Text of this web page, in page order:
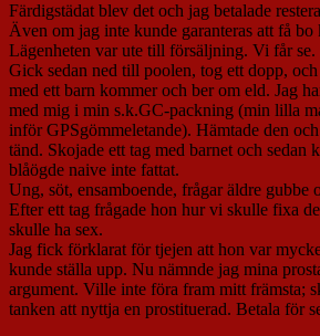
Färdigstädat blev det och jag betalade
Även om jag inte kunde garanteras att få bo
Lägenheten var ute till försäljning. Vi får se.
Gick sedan ned till poolen, tog ett dopp,
med ett barn kommer och ber om eld. Jag
med mig i min s.k.GC-packning (min lilla
inför GPSgömmeletande). Hämtade den
tänd. Skojade ett tag med barnet och sedan
blåögde naive inte fattat.
Ung, söt, ensamboende, frågar äldre gubbe
Efter ett tag frågade hon hur vi skulle fixa
skulle ha sex.
Jag fick förklarat för tjejen att hon var
kunde ställa upp. Nu nämnde jag mina
argument. Ville inte föra fram mitt främsta;
tanken att nyttja en prostituerad. Betala för